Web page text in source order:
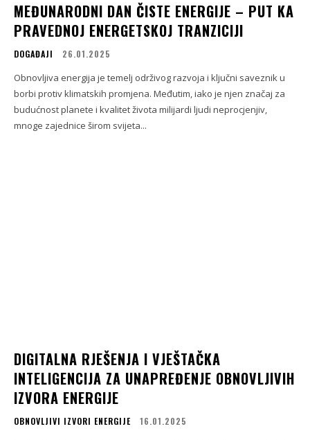
MEĐUNARODNI DAN ČISTE ENERGIJE – PUT KA
PRAVEDNOJ ENERGETSKOJ TRANZICIJI
DOGAĐAJI 26.01.2025
Obnovljiva energija je temelj održivog razvoja i ključni saveznik u
borbi protiv klimatskih promjena. Međutim, iako je njen značaj za
budućnost planete i kvalitet života milijardi ljudi neprocjenjiv,
mnoge zajednice širom svijeta...
DIGITALNA RJEŠENJA I VJEŠTAČKA
INTELIGENCIJA ZA UNAPREĐENJE OBNOVLJIVIH
IZVORA ENERGIJE
OBNOVLJIVI IZVORI ENERGIJE 16.01.2025